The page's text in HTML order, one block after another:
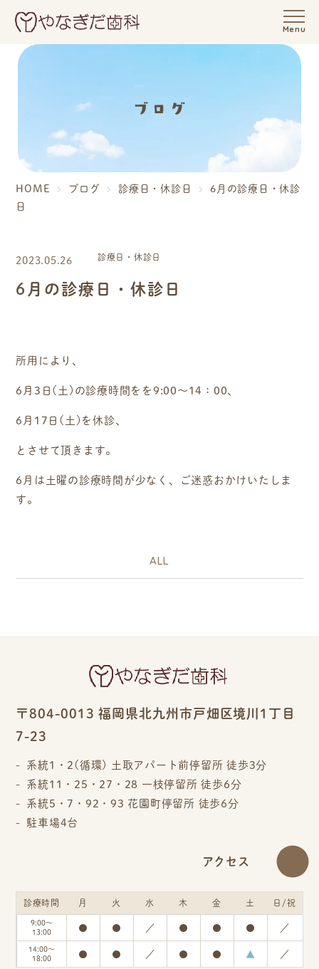
Menu
ブログ
HOME ブログ 診療日・休診日
6月の診療日・休診
日
2023.05.26 診療日・休診日
6月の診療日・休診日
所用により、
6月3日(土)の診療時間をを9:00～14：00、
6月17日(土)を休診、
とさせて頂きます。
6月は土曜の診療時間が少なく、ご迷惑おかけいたしま
す。
ALL
〒804-0013 福岡県北九州市戸畑区境川1丁目
7-23
系統1・2(循環) 土取アパート前停留所 徒歩3分
系統11・25・27・28 一枝停留所 徒歩6分
系統5・7・92・93 花園町停留所 徒歩6分
駐車場4台
アクセス
診療時間 月 火 水 木 金 土 日/祝
9:00～
13:00
● ● ／ ● ● ● ／
14:00～
18:00
● ● ／ ● ● ▲ ／